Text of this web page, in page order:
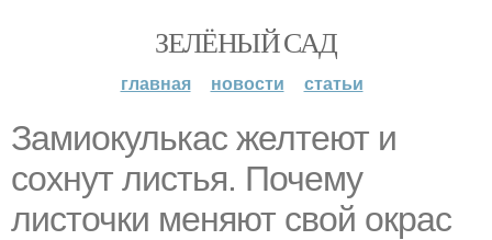
ЗЕЛЁНЫЙ САД
главная новости статьи
Замиокулькас желтеют и
сохнут листья. Почему
листочки меняют свой окрас